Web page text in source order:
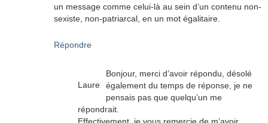
un message comme celui-là au sein d’un contenu non-
sexiste, non-patriarcal, en un mot égalitaire.
Répondre
Laure
Bonjour, merci d’avoir répondu, désolé
également du temps de réponse, je ne
pensais pas que quelqu’un me
répondrait.
Effectivement, je vous remercie de m’avoir